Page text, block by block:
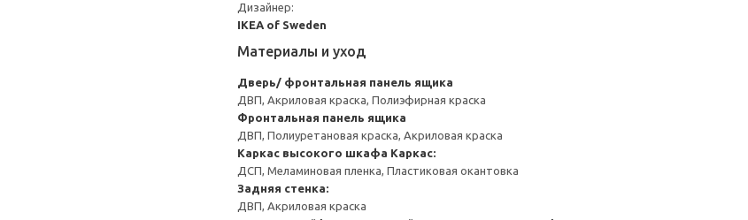
Дизайнер:
IKEA of Sweden
Материалы и уход
Дверь/ фронтальная панель ящика
ДВП, Акриловая краска, Полиэфирная краска
Фронтальная панель ящика
ДВП, Полиуретановая краска, Акриловая краска
Каркас высокого шкафа Каркас:
ДСП, Меламиновая пленка, Пластиковая окантовка
Задняя стенка:
ДВП, Акриловая краска